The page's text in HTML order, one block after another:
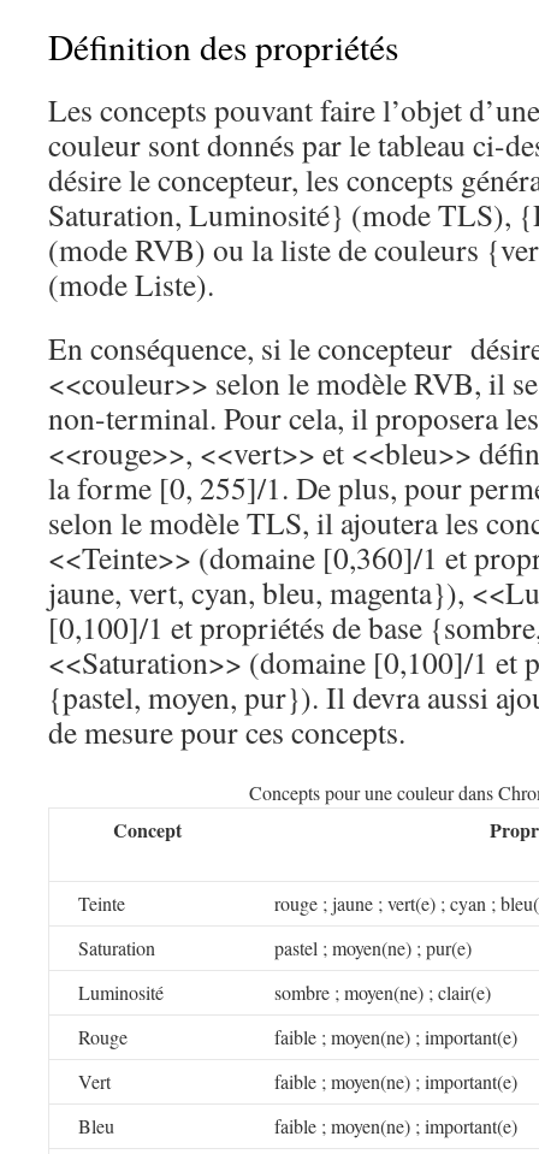
Définition des propriétés
Les concepts pouvant faire l’objet
couleur sont donnés par le tableau ci-
désire le concepteur, les concepts
Saturation, Luminosité} (mode TLS),
(mode RVB) ou la liste de couleurs
(mode Liste).
En conséquence, si le concepteur
<<couleur>> selon le modèle RVB, il
non-terminal. Pour cela, il proposera
<<rouge>>, <<vert>> et <<bleu>>
la forme [0, 255]/1. De plus, pour
selon le modèle TLS, il ajoutera les
<<Teinte>> (domaine [0,360]/1 et
jaune, vert, cyan, bleu, magenta}),
[0,100]/1 et propriétés de base
<<Saturation>> (domaine [0,100]/1 et
{pastel, moyen, pur}). Il devra aussi
de mesure pour ces concepts.
Concept
Teinte
rouge ; jaune ; vert(e) ; cyan ;
Saturation
pastel ; moyen(ne) ; pur(e)
Luminosité
sombre ; moyen(ne) ; clair(e)
Rouge
faible ; moyen(ne) ; important(e)
Vert
faible ; moyen(ne) ; important(e)
Bleu
faible ; moyen(ne) ; important(e)
Concepts pour une couleur dans